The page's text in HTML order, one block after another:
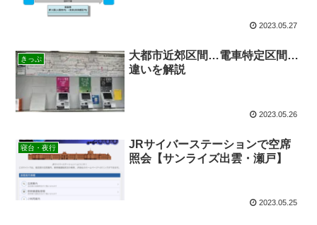
2023.05.27
きっぷ
大都市近郊区間…電車特定区間…
違いを解説
2023.05.26
寝台・夜行
JRサイバーステーションで空席
照会【サンライズ出雲・瀬戸】
2023.05.25